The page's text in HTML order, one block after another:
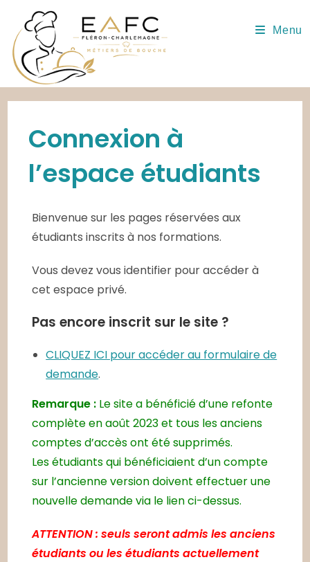
content
Menu
Connexion à
l’espace étudiants
Bienvenue sur les pages réservées aux
étudiants inscrits à nos formations.
Vous devez vous identifier pour accéder à
cet espace privé.
Pas encore inscrit sur le site ?
CLIQUEZ ICI pour accéder au formulaire de
demande.
Remarque : Le site a bénéficié d’une refonte
complète en août 2023 et tous les anciens
comptes d’accès ont été supprimés.
Les étudiants qui bénéficiaient d’un compte
sur l’ancienne version doivent effectuer une
nouvelle demande via le lien ci-dessus.
ATTENTION : seuls seront admis les anciens
étudiants ou les étudiants actuellement